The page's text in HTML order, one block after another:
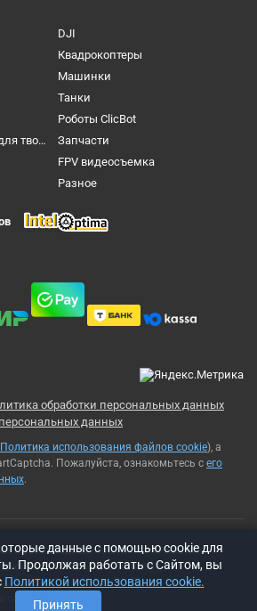
DJI
Квадрокоптеры
Машинки
Танки
Роботы ClicBot
Конструкторы, наборы для творчества и настольные игры
Запчасти
FPV видеосъемка
Разное
обработки персональных данных
данных
Политика использования файлов cookie), а
Пожалуйста, ознакомьтесь с его
.
права защищены. Использование
только с разрешения
t-rex500@ya.ru
данные с помощью cookie для
Продолжая работать с Сайтом, вы
Политикой использования cookie.
Принять